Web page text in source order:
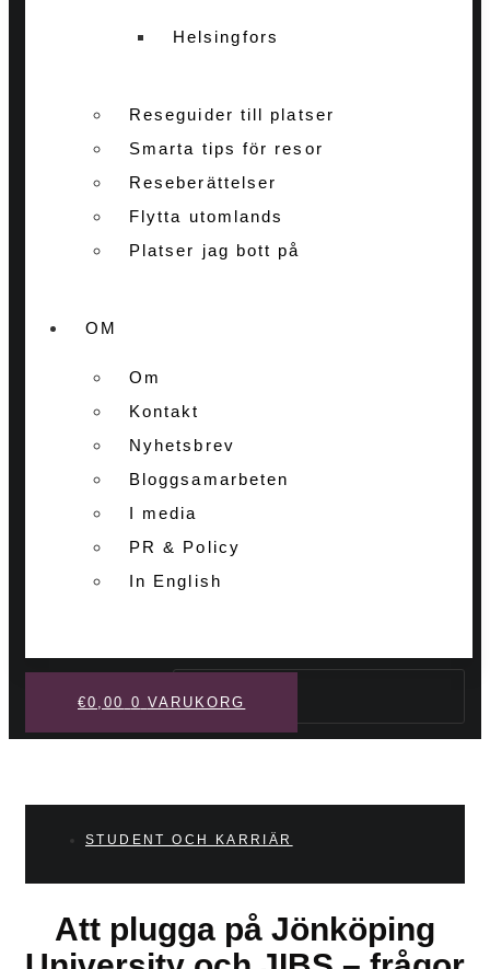
Helsingfors
Reseguider till platser
Smarta tips för resor
Reseberättelser
Flytta utomlands
Platser jag bott på
OM
Om
Kontakt
Nyhetsbrev
Bloggsamarbeten
I media
PR & Policy
In English
Sök
€0,00 0 VARUKORG
STUDENT OCH KARRIÄR
Att plugga på Jönköping